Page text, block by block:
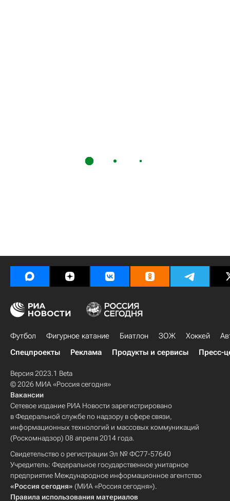
Футбол Фигурное катание Биатлон ЗОЖ Хоккей
Спецпроекты
Реклама Продукты и сервисы Пресс-
Версия 2023.1 Beta
© 2026 МИА «Россия сегодня»
Вакансии
Сетевое издание РИА Новости зарегистрировано
в Федеральной службе по надзору в сфере связи,
информационных технологий и массовых коммуникаций
(Роскомнадзор) 08 апреля 2014 года.
Свидетельство о регистрации Эл № ФС77-57640
Учредитель: Федеральное государственное унитарное
предприятие Международное информационное агентство
«Россия сегодня» (МИА «Россия сегодня»).
Правила использования материалов